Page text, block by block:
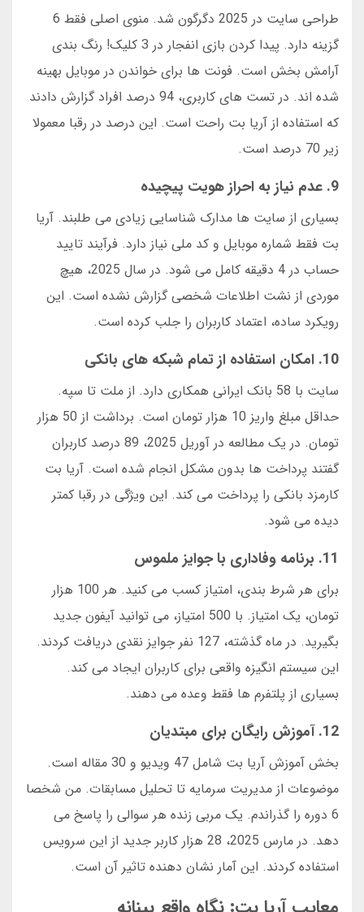
طراحی سایت در 2025 دگرگون شد. منوی اصلی فقط 6
گزینه دارد. پیدا کردن بازی انفجار در 3 کلیک! رنگ بندی
آرامش بخش است. فونت ها برای خواندن در موبایل بهینه
شده اند. در تست های کاربری، 94 درصد افراد گزارش دادند
که استفاده از آریا بت راحت است. این درصد در رقبا معمولا
زیر 70 درصد است.
9. عدم نیاز به احراز هویت پیچیده
بسیاری از سایت ها مدارک شناسایی زیادی می طلبند. آریا
بت فقط شماره موبایل و کد ملی نیاز دارد. فرآیند تایید
حساب در 4 دقیقه کامل می شود. در سال 2025، هیچ
موردی از نشت اطلاعات شخصی گزارش نشده است. این
رویکرد ساده، اعتماد کاربران را جلب کرده است.
10. امکان استفاده از تمام شبکه های بانکی
سایت با 58 بانک ایرانی همکاری دارد. از ملت تا سپه.
حداقل مبلغ واریز 10 هزار تومان است. برداشت از 50 هزار
تومان. در یک مطالعه در آوریل 2025، 89 درصد کاربران
گفتند پرداخت ها بدون مشکل انجام شده است. آریا بت
کارمزد بانکی را پرداخت می کند. این ویژگی در رقبا کمتر
دیده می شود.
11. برنامه وفاداری با جوایز ملموس
برای هر شرط بندی، امتیاز کسب می کنید. هر 100 هزار
تومان، یک امتیاز. با 500 امتیاز، می توانید آیفون جدید
بگیرید. در ماه گذشته، 127 نفر جوایز نقدی دریافت کردند.
این سیستم انگیزه واقعی برای کاربران ایجاد می کند.
بسیاری از پلتفرم ها فقط وعده می دهند.
12. آموزش رایگان برای مبتدیان
بخش آموزش آریا بت شامل 47 ویدیو و 30 مقاله است.
موضوعات از مدیریت سرمایه تا تحلیل مسابقات. من شخصا
6 دوره را گذراندم. یک مربی زنده هر سوالی را پاسخ می
دهد. در مارس 2025، 28 هزار کاربر جدید از این سرویس
استفاده کردند. این آمار نشان دهنده تاثیر آن است.